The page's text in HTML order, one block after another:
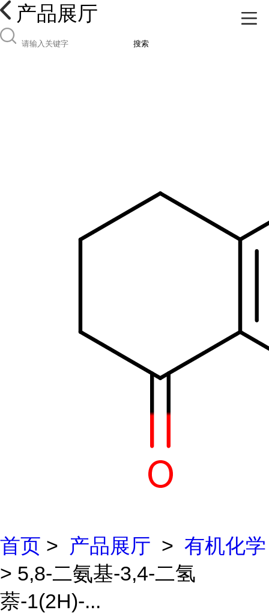
产品展厅
搜索
首页 > 产品展厅 > 有机化学
> 5,8-二氨基-3,4-二氢
萘-1(2H)-...